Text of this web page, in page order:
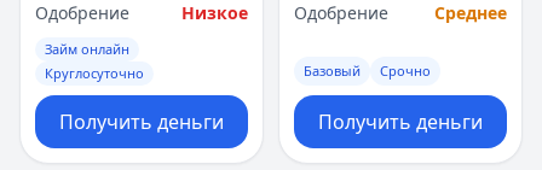
Одобрение
Низкое
Займ онлайн
Круглосуточно
Получить деньги
Одобрение
Среднее
Базовый Срочно
Получить деньги